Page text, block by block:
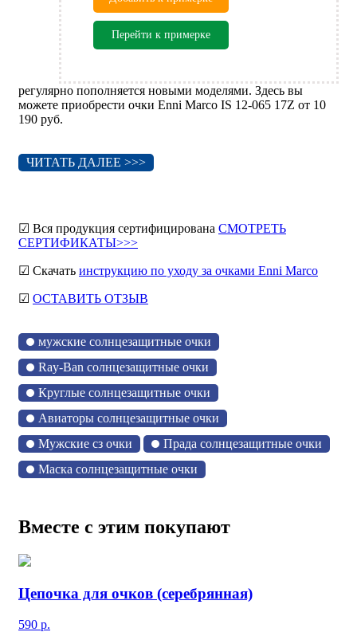
Перейти к примерке
регулярно пополняется новыми моделями. Здесь вы
можете приобрести очки Enni Marco IS 12-065 17Z от 10
190 руб.
ЧИТАТЬ ДАЛЕЕ >>>
☑ Вся продукция сертифицирована СМОТРЕТЬ
СЕРТИФИКАТЫ>>>
☑ Скачать инструкцию по уходу за очками Enni Marco
☑ ОСТАВИТЬ ОТЗЫВ
мужские солнцезащитные очки
Ray-Ban солнцезащитные очки
Круглые солнцезащитные очки
Авиаторы солнцезащитные очки
Мужские сз очки
Прада солнцезащитные очки
Маска солнцезащитные очки
Вместе с этим покупают
Цепочка для очков (серебрянная)
590 р.